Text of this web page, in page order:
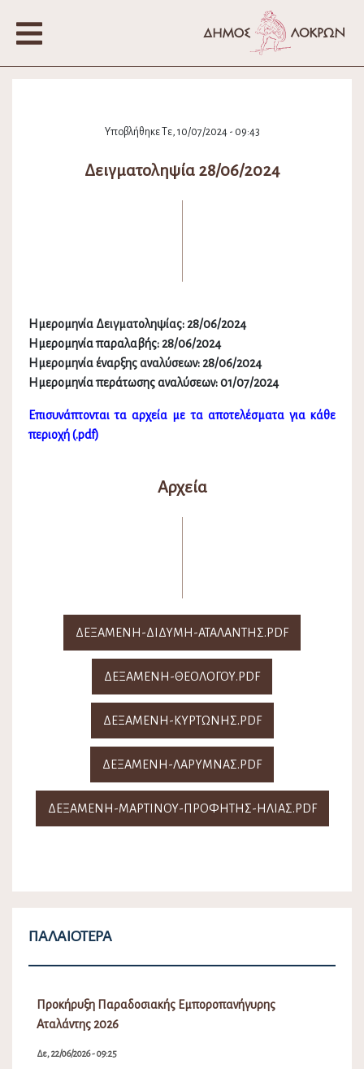
Υποβλήθηκε Τε, 10/07/2024 - 09:43
Δειγματοληψία 28/06/2024
Ημερομηνία Δειγματοληψίας: 28/06/2024
Ημερομηνία παραλαβής: 28/06/2024
Ημερομηνία έναρξης αναλύσεων: 28/06/2024
Ημερομηνία περάτωσης αναλύσεων: 01/07/2024
Επισυνάπτονται τα αρχεία με τα αποτελέσματα για κάθε
περιοχή (.pdf)
Αρχεία
ΔΕΞΑΜΕΝΗ-ΔΙΔΥΜΗ-ΑΤΑΛΑΝΤΗΣ.PDF
ΔΕΞΑΜΕΝΗ-ΘΕΟΛΟΓΟΥ.PDF
ΔΕΞΑΜΕΝΗ-ΚΥΡΤΩΝΗΣ.PDF
ΔΕΞΑΜΕΝΗ-ΛΑΡΥΜΝΑΣ.PDF
ΔΕΞΑΜΕΝΗ-ΜΑΡΤΙΝΟΥ-ΠΡΟΦΗΤΗΣ-ΗΛΙΑΣ.PDF
ΠΑΛΑΙΌΤΕΡΑ
Προκήρυξη Παραδοσιακής Εμποροπανήγυρης
Αταλάντης 2026
Δε, 22/06/2026 - 09:25